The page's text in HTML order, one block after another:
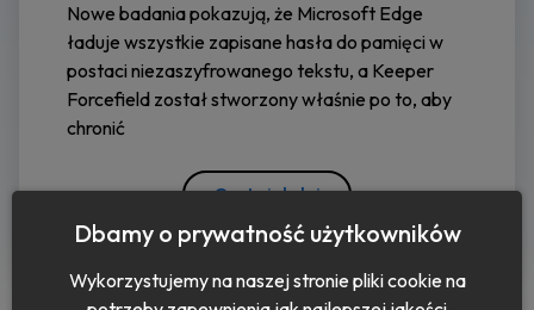
Nowe badania pokazują, że Microsoft Edge
ładuje wszystkie zapisane hasła do pamięci w
postaci niezaszyfrowanego tekstu, a Keeper
Forcefield został stworzony właśnie po to, aby
chronić
Czytaj dalej
Dbamy o prywatność użytkowników
Wykorzystujemy na naszej stronie pliki cookie na